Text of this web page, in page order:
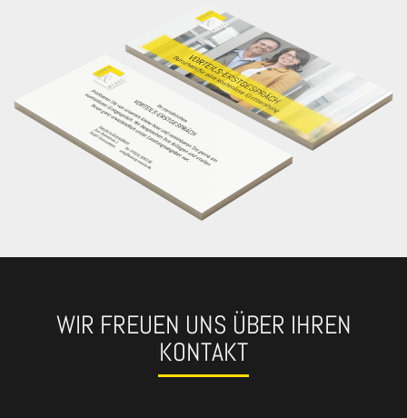
WIR FREUEN UNS ÜBER IHREN
KONTAKT